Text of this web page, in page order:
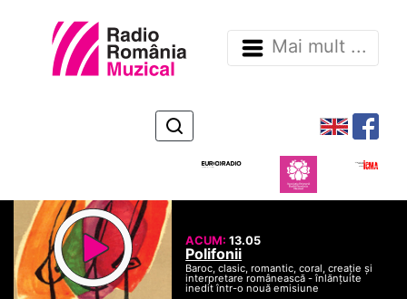
Mai mult ...
ACUM:13.05
Polifonii
Baroc, clasic, romantic, coral, creație și
interpretare românească - înlănțuite
inedit într-o nouă emisiune